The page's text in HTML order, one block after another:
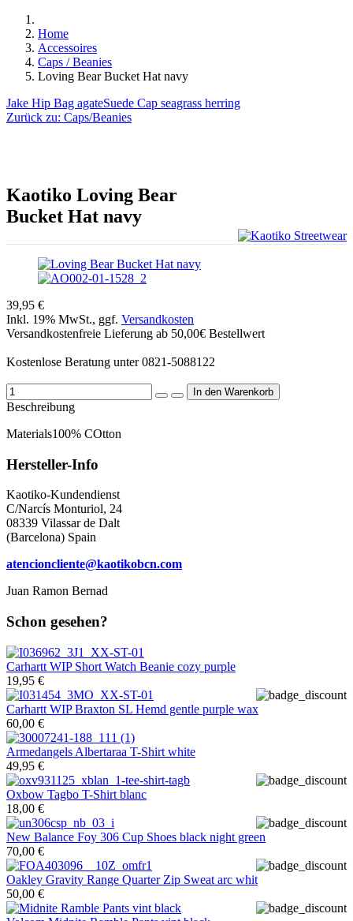
Home
Accessoires
Caps / Beanies
Loving Bear Bucket Hat navy
Jake Hip Bag agateSuede Cap seagrass herring
Zurück zu: Caps/Beanies
Kaotiko Loving Bear
Bucket Hat navy
39,95 €
Inkl. 19% MwSt., ggf. Versandkosten
Versandkostenfreie Lieferung ab 50,00€ Bestellwert
Kostenlose Beratung unter 0821-5088122
Beschreibung
Materials100% COtton
Hersteller-Info
Kaotiko-Kundendienst
C/Narcís Monturiol, 24
08339 Vilassar de Dalt
(Barcelona) Spain
atencioncliente@kaotikobcn.com
Juan Ramon Bernad
Schon gesehen?
Carhartt WIPShort Watch Beanie cozy purple
19,95 €
Carhartt WIPBraxton SL Hemd gentle purple wax
60,00 €
Armedangels Albertaraa T-Shirt white
49,95 €
Oxbow Tagbo T-Shirt blanc
18,00 €
New Balance Foy 306 Cup Shoes black night green
70,00 €
Oakley Gravity Range Quarter Zip Sweat arc whit
50,00 €